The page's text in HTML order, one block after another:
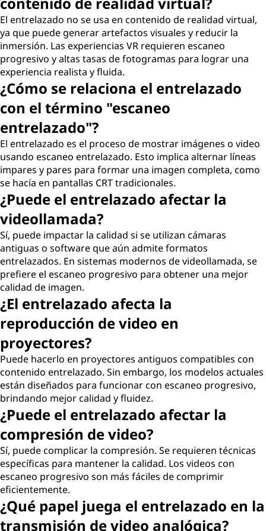
El entrelazado no se usa en contenido de realidad virtual,
ya que puede generar artefactos visuales y reducir la
inmersión. Las experiencias VR requieren escaneo
progresivo y altas tasas de fotogramas para lograr una
experiencia realista y fluida.
¿Cómo se relaciona el entrelazado
con el término "escaneo
entrelazado"?
El entrelazado es el proceso de mostrar imágenes o video
usando escaneo entrelazado. Esto implica alternar líneas
impares y pares para formar una imagen completa, como
se hacía en pantallas CRT tradicionales.
¿Puede el entrelazado afectar la
videollamada?
Sí, puede impactar la calidad si se utilizan cámaras
antiguas o software que aún admite formatos
entrelazados. En sistemas modernos de videollamada, se
prefiere el escaneo progresivo para obtener una mejor
calidad de imagen.
¿El entrelazado afecta la
reproducción de video en
proyectores?
Puede hacerlo en proyectores antiguos compatibles con
contenido entrelazado. Sin embargo, los modelos actuales
están diseñados para funcionar con escaneo progresivo,
brindando mejor calidad y fluidez.
¿Puede el entrelazado afectar la
compresión de video?
Sí, puede complicar la compresión. Se requieren técnicas
específicas para mantener la calidad. Los videos con
escaneo progresivo son más fáciles de comprimir
eficientemente.
¿Qué papel juega el entrelazado en la
transmisión de video analógica?